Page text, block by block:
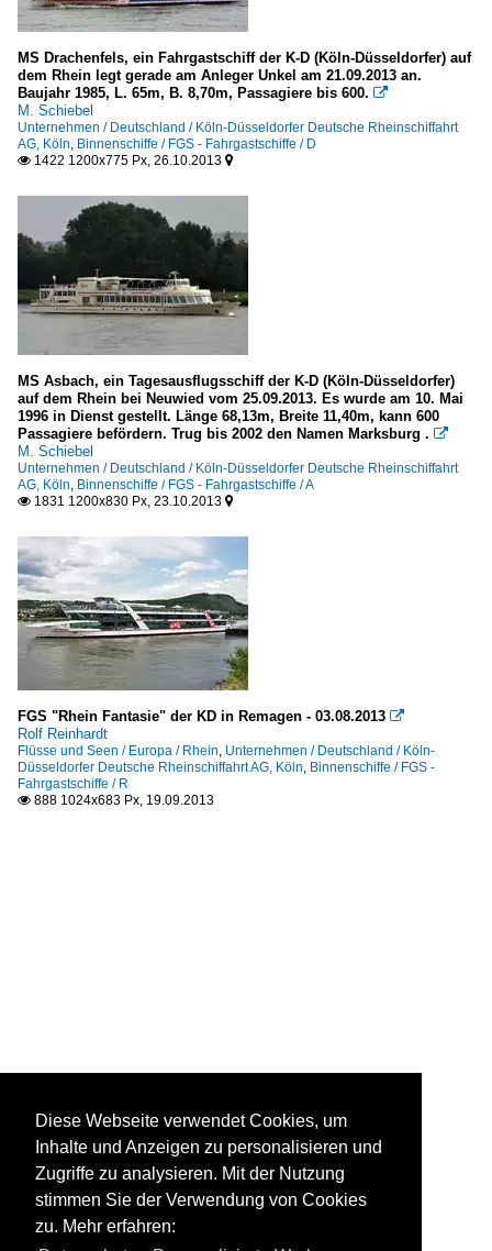
MS Drachenfels, ein Fahrgastschiff der K-D (Köln-Düsseldorfer) auf
dem Rhein legt gerade am Anleger Unkel am 21.09.2013 an.
Baujahr 1985, L. 65m, B. 8,70m, Passagiere bis 600. 
M. Schiebel
Unternehmen / Deutschland / Köln-Düsseldorfer Deutsche Rheinschiffahrt
AG, Köln Binnenschiffe / FGS - Fahrgastschiffe / D
 1422 1200x775 Px, 26.10.2013 
MS Asbach, ein Tagesausflugsschiff der K-D (Köln-Düsseldorfer)
auf dem Rhein bei Neuwied vom 25.09.2013. Es wurde am 10. Mai
1996 in Dienst gestellt. Länge 68,13m, Breite 11,40m, kann 600
Passagiere befördern. Trug bis 2002 den Namen Marksburg . 
M. Schiebel
Unternehmen / Deutschland / Köln-Düsseldorfer Deutsche Rheinschiffahrt
AG, Köln Binnenschiffe / FGS - Fahrgastschiffe / A
 1831 1200x830 Px, 23.10.2013 
FGS "Rhein Fantasie" der KD in Remagen - 03.08.2013 
Rolf Reinhardt
Flüsse und Seen / Europa / Rhein Unternehmen / Deutschland / Köln-
Düsseldorfer Deutsche Rheinschiffahrt AG, Köln Binnenschiffe / FGS -
Fahrgastschiffe / R
 888 1024x683 Px, 19.09.2013
Diese Webseite verwendet Cookies, um
Inhalte und Anzeigen zu personalisieren und
Zugriffe zu analysieren. Mit der Nutzung
stimmen Sie der Verwendung von Cookies
zu. Mehr erfahren: